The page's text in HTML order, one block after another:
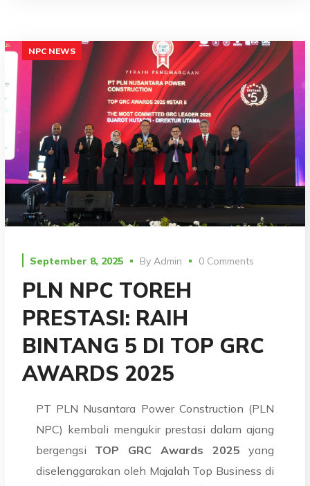
NPC NEWS
September 8, 2025 ByAdmin 0 Comments
PLN NPC TOREH
PRESTASI: RAIH
BINTANG 5 DI TOP GRC
AWARDS 2025
PT PLN Nusantara Power Construction (PLN
NPC) kembali mengukir prestasi dalam ajang
bergengsi TOP GRC Awards 2025 yang
diselenggarakan oleh Majalah Top Business di